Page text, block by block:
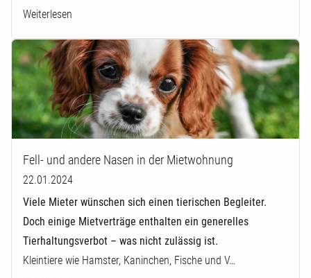
Weiterlesen
Fell- und andere Nasen in der Mietwohnung
22.01.2024
Viele Mieter wünschen sich einen tierischen Begleiter.
Doch einige Mietverträge enthalten ein generelles
Tierhaltungsverbot – was nicht zulässig ist.
Kleintiere wie Hamster, Kaninchen, Fische und V…